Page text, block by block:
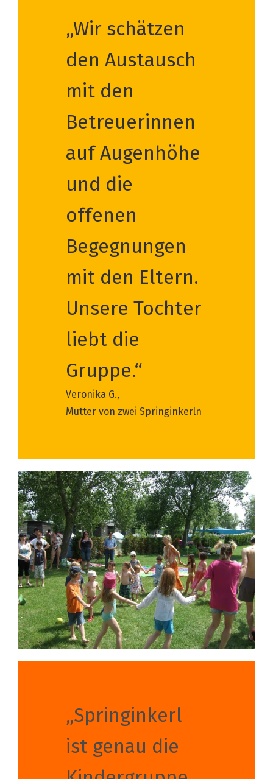
„Wir schätzen
den Austausch
mit den
Betreuerinnen
auf Augenhöhe
und die
offenen
Begegnungen
mit den Eltern.
Unsere Tochter
liebt die
Gruppe.“
Veronika G.,
Mutter von zwei Springinkerln
„Springinkerl
ist genau die